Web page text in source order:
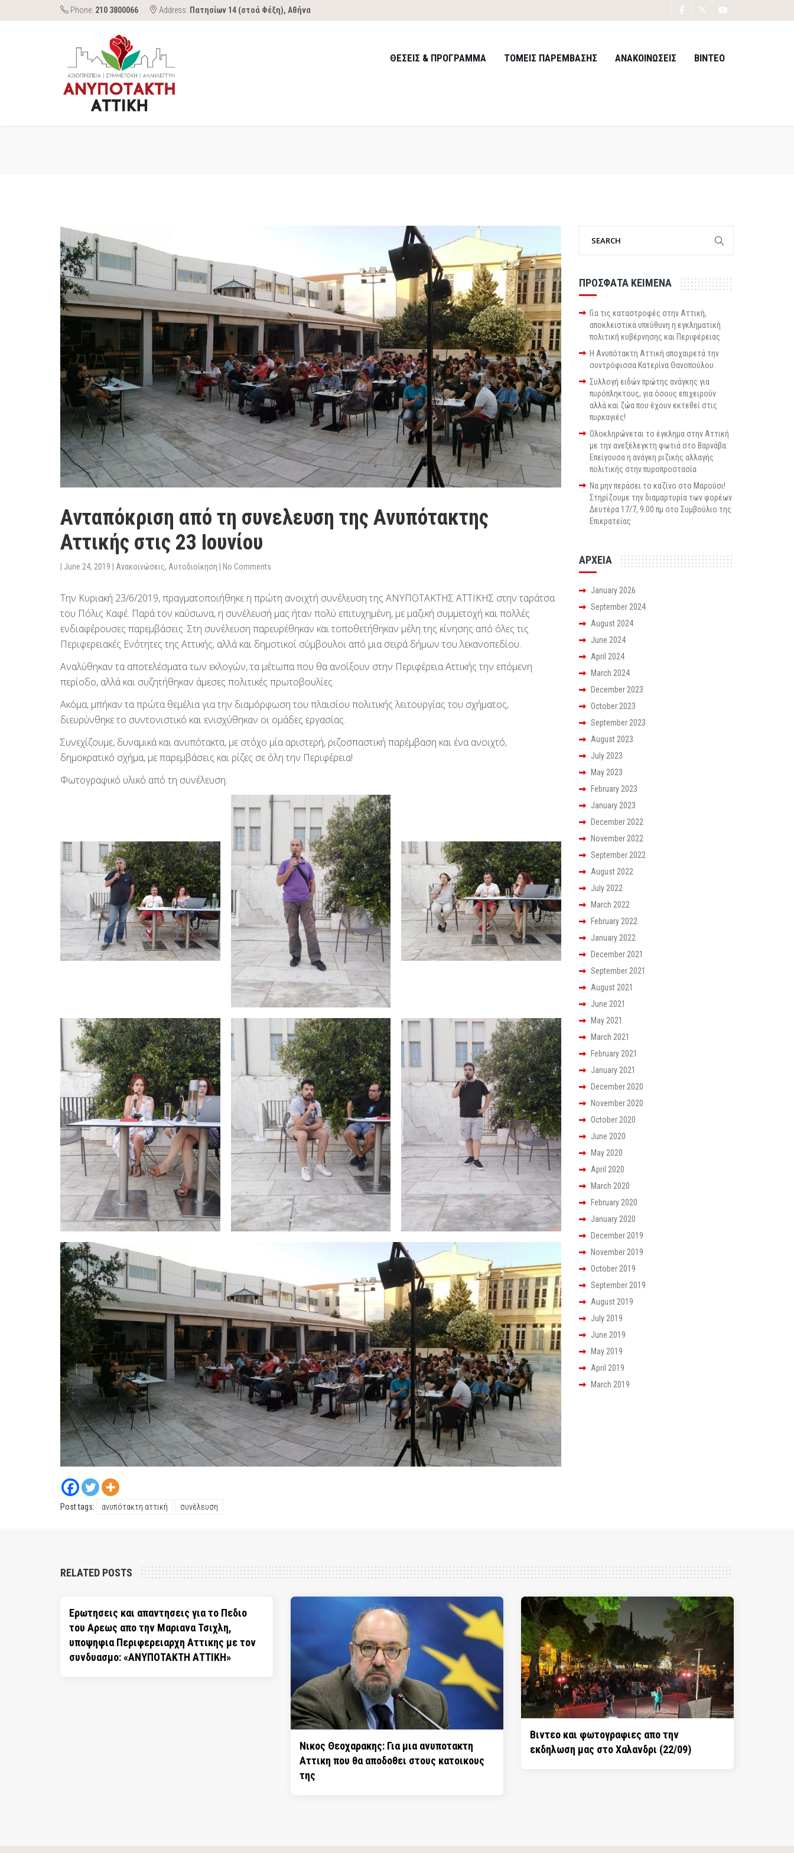
Phone: 210 3800066 Address: Πατησίων 14 (στοά Φέξη), Αθήνα
ΘΕΣΕΙΣ & ΠΡΟΓΡΑΜΜΑ ΤΟΜΕΙΣ ΠΑΡΕΜΒΑΣΗΣ ΑΝΑΚΟΙΝΩΣΕΙΣ ΒΙΝΤΕΟ
Ανταπόκριση από τη συνελευση της Ανυπότακτης
Αττικής στις 23 Ιουνίου
June 24, 2019 Ανακοινώσεις, Αυτοδιοίκηση No Comments
Την Κυριακή 23/6/2019, πραγματοποιήθηκε η πρώτη ανοιχτή συνέλευση της ΑΝΥΠΟΤΑΚΤΗΣ ΑΤΤΙΚΗΣ στην ταράτσα
του Πόλις Καφέ. Παρά τον καύσωνα, η συνέλευσή μας ήταν πολύ επιτυχημένη, με μαζική συμμετοχή και πολλές
ενδιαφέρουσες παρεμβάσεις. Στη συνέλευση παρευρέθηκαν και τοποθετήθηκαν μέλη της κίνησης από όλες τις
Περιφερειακές Ενότητες της Αττικής, αλλά και δημοτικοί σύμβουλοι από μια σειρά δήμων του λεκανοπεδίου.
Αναλύθηκαν τα αποτελέσματα των εκλογών, τα μέτωπα που θα ανοίξουν στην Περιφέρεια Αττικής την επόμενη
περίοδο, αλλά και συζητήθηκαν άμεσες πολιτικές πρωτοβουλίες.
Ακόμα, μπήκαν τα πρώτα θεμέλια για την διαμόρφωση του πλαισίου πολιτικής λειτουργίας του σχήματος,
διευρύνθηκε το συντονιστικό και ενισχύθηκαν οι ομάδες εργασίας.
Συνεχίζουμε, δυναμικά και ανυπότακτα, με στόχο μία αριστερή, ριζοσπαστική παρέμβαση και ένα ανοιχτό,
δημοκρατικό σχήμα, με παρεμβάσεις και ρίζες σε όλη την Περιφέρεια!
Φωτογραφικό υλικό από τη συνέλευση:
Post tags: ανυπότακτη αττική συνέλευση
ΠΡΟΣΦΑΤΑ ΚΕΙΜΕΝΑ
Για τις καταστροφές στην Αττική,
αποκλειστικά υπεύθυνη η εγκληματική
πολιτική κυβέρνησης και Περιφέρειας
Η Ανυπότακτη Αττική αποχαιρετά την
συντρόφισσα Κατερίνα Θανοπούλου.
Συλλογή ειδών πρώτης ανάγκης για
πυρόπληκτους, για όσους επιχειρούν
αλλά και ζώα που έχουν εκτεθεί στις
πυρκαγιές!
Ολοκληρώνεται το έγκλημα στην Αττική
με την ανεξέλεγκτη φωτιά στο Βαρνάβα:
Επείγουσα η ανάγκη ριζικής αλλαγής
πολιτικής στην πυροπροστασία
Να μην περάσει το καζίνο στο Μαρούσι!
Στηρίζουμε την διαμαρτυρία των φορέων
Δευτέρα 17/7, 9.00 πμ στο Συμβούλιο της
Επικρατείας
ΑΡΧΕΙΑ
January 2026
September 2024
August 2024
June 2024
April 2024
March 2024
December 2023
October 2023
September 2023
August 2023
July 2023
May 2023
February 2023
January 2023
December 2022
November 2022
September 2022
August 2022
July 2022
March 2022
February 2022
January 2022
December 2021
September 2021
August 2021
June 2021
May 2021
March 2021
February 2021
January 2021
December 2020
November 2020
October 2020
June 2020
May 2020
April 2020
March 2020
February 2020
January 2020
December 2019
November 2019
October 2019
September 2019
August 2019
July 2019
June 2019
May 2019
April 2019
March 2019
RELATED POSTS
Ερωτησεις και απαντησεις για το Πεδιο
του Αρεως απο την Μαριανα Τσιχλη,
υποψηφια Περιφερειαρχη Αττικης με τον
συνδυασμο: «ΑΝΥΠΟΤΑΚΤΗ ΑΤΤΙΚΗ»
Νικος Θεοχαρακης: Για μια ανυποτακτη
Αττικη που θα αποδοθει στους κατοικους
της
Βιντεο και φωτογραφιες απο την
εκδηλωση μας στο Χαλανδρι (22/09)